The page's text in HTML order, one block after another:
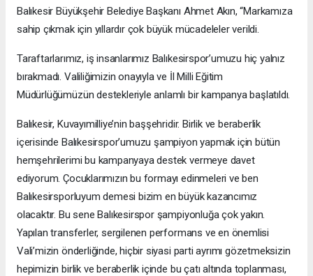
Balıkesir Büyükşehir Belediye Başkanı Ahmet Akın, “Markamıza
sahip çıkmak için yıllardır çok büyük mücadeleler verildi.
Taraftarlarımız, iş insanlarımız Balıkesirspor’umuzu hiç yalnız
bırakmadı. Valiliğimizin onayıyla ve İl Milli Eğitim
Müdürlüğümüzün destekleriyle anlamlı bir kampanya başlatıldı.
Balıkesir, Kuvayımilliye’nin başşehridir. Birlik ve beraberlik
içerisinde Balıkesirspor’umuzu şampiyon yapmak için bütün
hemşehrilerimi bu kampanyaya destek vermeye davet
ediyorum. Çocuklarımızın bu formayı edinmeleri ve ben
Balıkesirsporluyum demesi bizim en büyük kazancımız
olacaktır. Bu sene Balıkesirspor şampiyonluğa çok yakın.
Yapılan transferler, sergilenen performans ve en önemlisi
Vali’mizin önderliğinde, hiçbir siyasi parti ayrımı gözetmeksizin
hepimizin birlik ve beraberlik içinde bu çatı altında toplanması,